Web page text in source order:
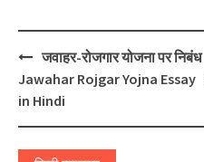
Post
navigation
जवाहर-रोजगार योजना पर निबंध
Jawahar Rojgar Yojna Essay
in Hindi